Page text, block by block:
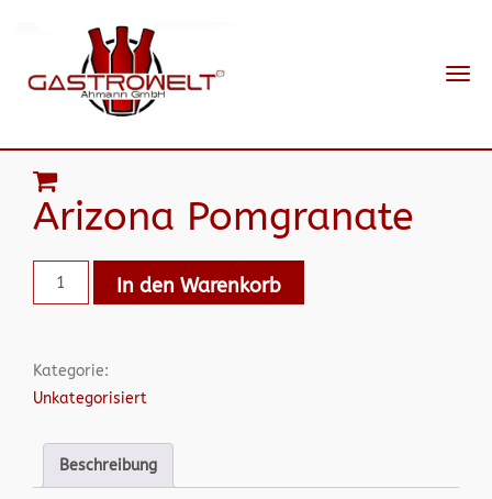
Arizona Pomgranate
In den Warenkorb
Kategorie:
Unkategorisiert
Beschreibung